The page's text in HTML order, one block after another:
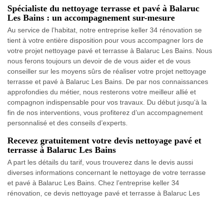
Spécialiste du nettoyage terrasse et pavé à Balaruc
Les Bains : un accompagnement sur-mesure
Au service de l’habitat, notre entreprise keller 34 rénovation se
tient à votre entière disposition pour vous accompagner lors de
votre projet nettoyage pavé et terrasse à Balaruc Les Bains. Nous
nous ferons toujours un devoir de de vous aider et de vous
conseiller sur les moyens sûrs de réaliser votre projet nettoyage
terrasse et pavé à Balaruc Les Bains. De par nos connaissances
approfondies du métier, nous resterons votre meilleur allié et
compagnon indispensable pour vos travaux. Du début jusqu’à la
fin de nos interventions, vous profiterez d’un accompagnement
personnalisé et des conseils d’experts.
Recevez gratuitement votre devis nettoyage pavé et
terrasse à Balaruc Les Bains
A part les détails du tarif, vous trouverez dans le devis aussi
diverses informations concernant le nettoyage de votre terrasse
et pavé à Balaruc Les Bains. Chez l’entreprise keller 34
rénovation, ce devis nettoyage pavé et terrasse à Balaruc Les